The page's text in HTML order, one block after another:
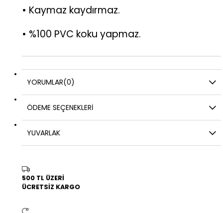
• Kaymaz kaydırmaz.
• %100 PVC koku yapmaz.
YORUMLAR(0)
ÖDEME SEÇENEKLERI
YUVARLAK
500 TL ÜZERİ
ÜCRETSİZ KARGO